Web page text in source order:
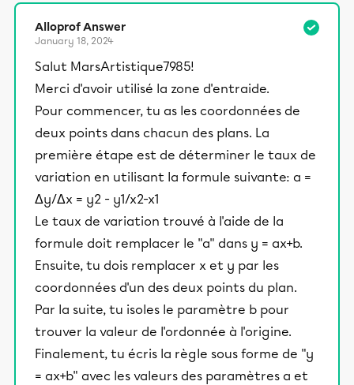
Alloprof Answer
January 18, 2024
Salut MarsArtistique7985!
Merci d'avoir utilisé la zone d'entraide.
Pour commencer, tu as les coordonnées de
deux points dans chacun des plans. La
première étape est de déterminer le taux de
variation en utilisant la formule suivante: a =
Δy/Δx = y2 - y1/x2-x1
Le taux de variation trouvé à l'aide de la
formule doit remplacer le "a" dans y = ax+b.
Ensuite, tu dois remplacer x et y par les
coordonnées d'un des deux points du plan.
Par la suite, tu isoles le paramètre b pour
trouver la valeur de l'ordonnée à l'origine.
Finalement, tu écris la règle sous forme de "y
= ax+b" avec les valeurs des paramètres a et